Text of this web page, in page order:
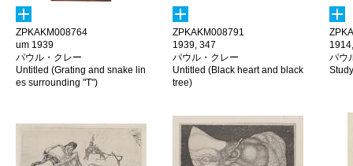
ZPKAKM008764
um 1939
パウル・クレー
Untitled (Grating and snake lin
es surrounding "T")
ZPKAKM008791
1939, 347
パウル・クレー
Untitled (Black heart and black
tree)
パウ